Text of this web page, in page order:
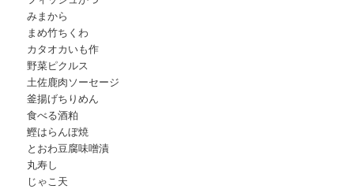
みまから
まめ竹ちくわ
カタオカいも作
野菜ピクルス
土佐鹿肉ソーセージ
釜揚げちりめん
食べる酒粕
鰹はらんぼ焼
とおわ豆腐味噌漬
丸寿し
じゃこ天